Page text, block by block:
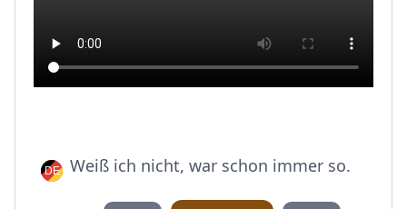
Weiß ich nicht, war schon immer so.